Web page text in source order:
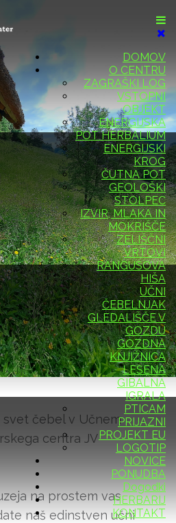
DOMOV
O CENTRU
ZAGRAŠKI LOG
VSTOPNI
OBJEKT
ENERGIJSKA
POT HERBALIUM
ENERGIJSKI
KROG
ČUTNA POT
GEOLOŠKI
STOLPEC
IZVIR, MLAKA IN
MOKRIŠČE
ZELIŠČNI
VRTOVI
RANGUSOVA
HIŠA
UČNI
ČEBELNJAK
GLEDALIŠČE V
GOZDU
GOZDNA
KNJIŽNICA
LESENA
GIBALNA
IGRALA
PTICAM
PRIJAZNI
PROJEKT EU
LOGOTIP
NOVICE
PONUDBA
Dogodki
HERBARIJ
KONTAKT
čebel v Učnem
centra JV
na prostem vas
naš edinstven učni